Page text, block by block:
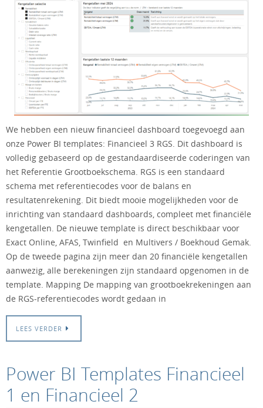
We hebben een nieuw financieel dashboard toegevoegd aan
onze Power BI templates: Financieel 3 RGS. Dit dashboard is
volledig gebaseerd op de gestandaardiseerde coderingen van
het Referentie Grootboekschema. RGS is een standaard
schema met referentiecodes voor de balans en
resultatenrekening. Dit biedt mooie mogelijkheden voor de
inrichting van standaard dashboards, compleet met financiële
kengetallen. De nieuwe template is direct beschikbaar voor
Exact Online, AFAS, Twinfield en Multivers / Boekhoud Gemak.
Op de tweede pagina zijn meer dan 20 financiële kengetallen
aanwezig, alle berekeningen zijn standaard opgenomen in de
template. Mapping De mapping van grootboekrekeningen aan
de RGS-referentiecodes wordt gedaan in
LEES VERDER
Power BI Templates Financieel
1 en Financieel 2